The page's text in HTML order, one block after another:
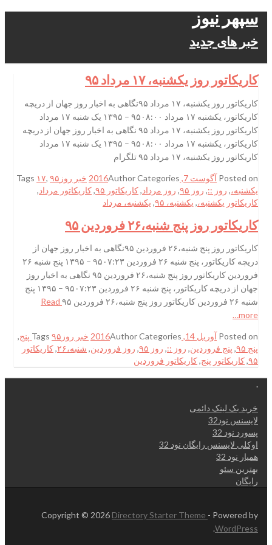
سپهر نیوز
خبر های جدید
کاریکاتور روز یکشنبه، ۱۷ مرداد ۹۵
کاریکاتور روز یکشنبه، ۱۷ مرداد ۹۵نگاهی به اخبار روز جهان از دریچه
کاریکاتور، یکشنبه ۱۷ مرداد ۹۵۰۸:۰۰ – ۱۳۹۵ یک شنبه ۱۷ مرداد
کاریکاتور روز یکشنبه، ۱۷ مرداد ۹۵ نگاهی به اخبار روز جهان از دریچه
کاریکاتور، یکشنبه ۱۷ مرداد ۹۵۰۸:۰۰ – ۱۳۹۵ یک شنبه ۱۷ مرداد
کاریکاتور روز یکشنبه، ۱۷ مرداد ۹۵ تلگرام
Posted on آگوست 7, 2016 AuthorCategories خبر روز Tags ۱۷, ۹۵
یکشنبه،, روز ::, روز ۹۵ , روز مرداد,کاریکاتور ۹۵ ,کاریکاتور مرداد,
کاریکاتور یکشنبه،, یکشنبه، ۹۵ , یکشنبه، مرداد
کاریکاتور روز پنج شنبه،۲۶ فروردین ۹۵
کاریکاتور روز پنج شنبه،۲۶ فروردین ۹۵نگاهی به اخبار روز جهان از
دریچه کاریکاتور، پنج شنبه ۲۶ فروردین ۹۵۰۷:۲۳ – ۱۳۹۵ پنج شنبه ۲۶
فروردین کاریکاتور روز پنج شنبه،۲۶ فروردین ۹۵ نگاهی به اخبار روز
جهان از دریچه کاریکاتور، پنج شنبه ۲۶ فروردین ۹۵۰۷:۲۳ – ۱۳۹۵ پنج
شنبه ۲۶ فروردین کاریکاتور روز پنج شنبه،۲۶ فروردین ۹۵
Read
more…
Posted on آوریل 14, 2016 AuthorCategories خبر روز Tags ۹۵ پنج
,
پنج ۹۵
, پنج فروردین, روز ::, روز ۹۵ , روز فروردین, شنبه،۲۶ ,کاریکاتور
۹۵,کاریکاتور پنج,کاریکاتور فروردین
.
خرید بک لینک دائمی
لایسنس نود32
پسورد نود 32
اوکلی لایسنس رایگان نود 32
همیار نود 32
بهترین سئو
رایگان
Copyright © 2026 Directory Starter Theme - Powered by
WordPress
.